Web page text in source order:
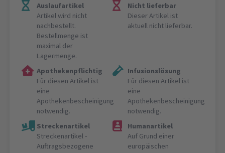
Auslaufartikel
Artikel wird nicht
nachbestellt.
Bestellmenge ist
maximal der
Lagermenge.
Nicht lieferbar
Dieser Artikel ist
aktuell nicht lieferbar.
Apothekenpflichtig
Für diesen Artikel ist
eine
Apothekenbescheinigung
notwendig.
Infusionslösung
Für diesen Artikel ist
eine
Apothekenbescheinigung
notwendig.
Streckenartikel
Streckenartikel -
Auftragsbezogene
Humanartikel
Auf Grund einer
europäischen